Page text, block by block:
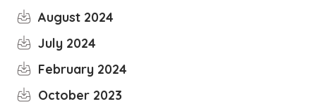
August 2024
July 2024
February 2024
October 2023